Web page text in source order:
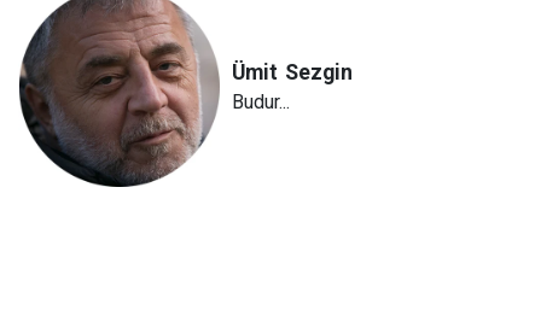
Ümit Sezgin
Budur...